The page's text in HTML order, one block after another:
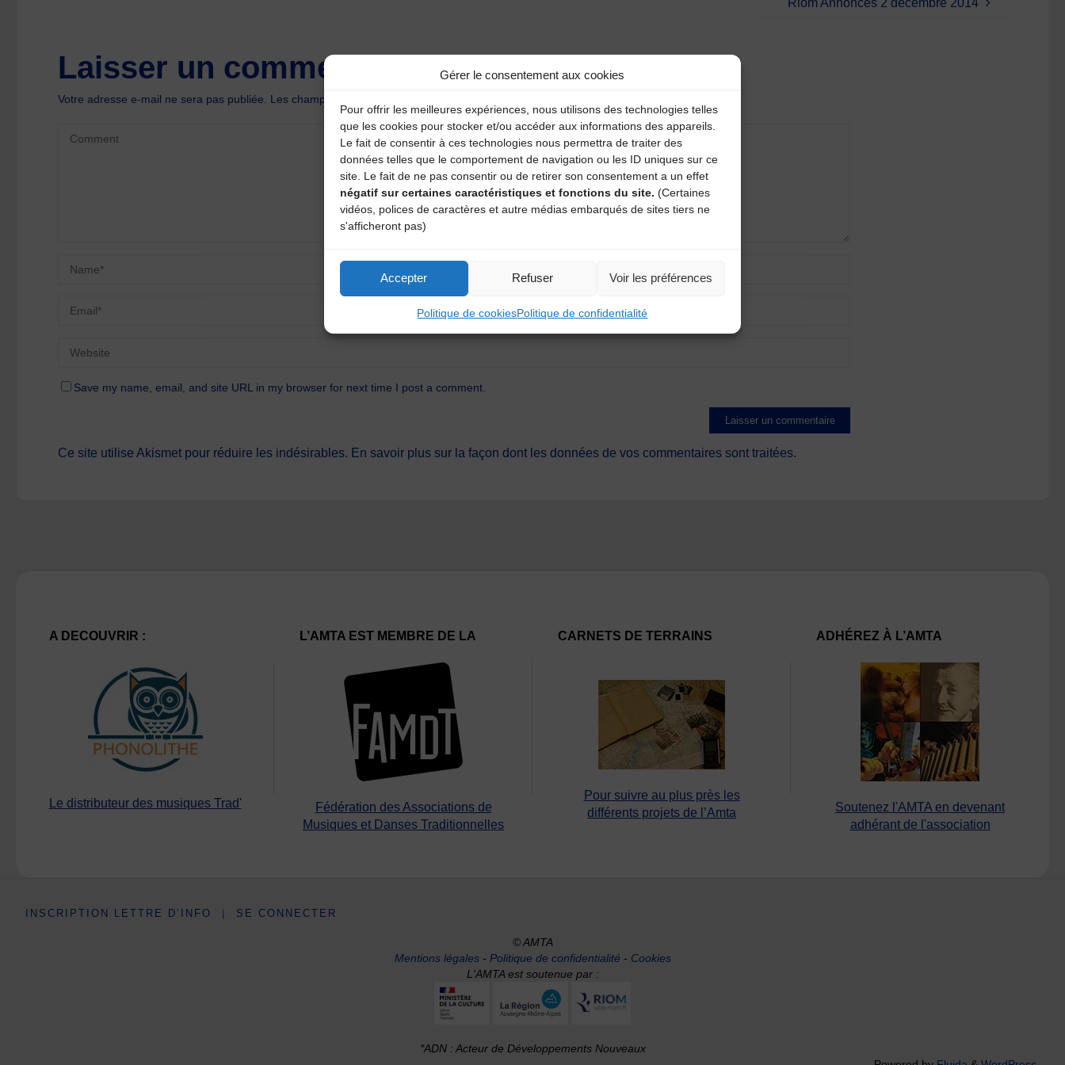
Gérer le consentement aux cookies
Pour offrir les meilleures expériences, nous utilisons des technologies telles
que les cookies pour stocker et/ou accéder aux informations des appareils.
Le fait de consentir à ces technologies nous permettra de traiter des
données telles que le comportement de navigation ou les ID uniques sur ce
site. Le fait de ne pas consentir ou de retirer son consentement a un effet
négatif sur certaines caractéristiques et fonctions du site. (Certaines
vidéos, polices de caractères et autre médias embarqués de sites tiers ne
s'afficheront pas)
Accepter Refuser Voir les préférences
Politique de cookiesPolitique de confidentialité
Laisser un commentaire
Votre adresse e-mail ne sera pas publiée. Les champs obligatoires sont indiqués avec
Save my name, email, and site URL in my browser for next time I post a comment.
Ce site utilise Akismet pour réduire les indésirables. En savoir plus sur la façon dont les données de vos commentaires sont traitées.
A DECOUVRIR :
Le distributeur des musiques Trad'
L’AMTA EST MEMBRE DE LA
Fédération des Associations de
Musiques et Danses Traditionnelles
CARNETS DE TERRAINS
Pour suivre au plus près les
différents projets de l’Amta
ADHÉREZ À L’AMTA
Soutenez l'AMTA en devenant
adhérant de l'association
INSCRIPTION LETTRE D’INFO SE CONNECTER
© AMTA
Mentions légales- Politique de confidentialité - Cookies
L'AMTA est soutenue par :
*ADN : Acteur de Développements Nouveaux